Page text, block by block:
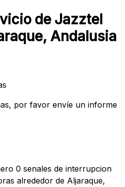
de Jazztel
Andalusia
por favor envíe un informe
0 senales de interrupcion
alrededor de Aljaraque,